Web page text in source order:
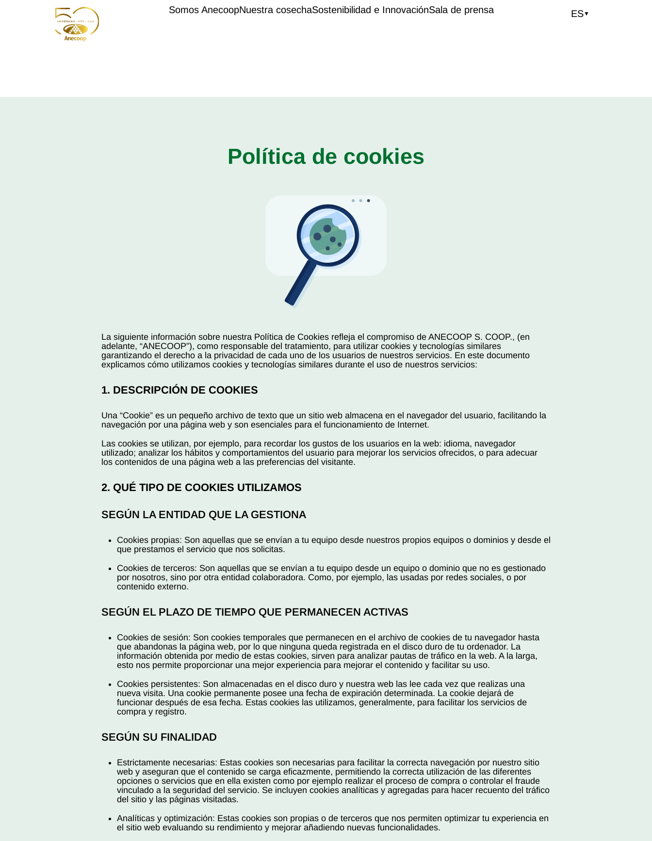
Somos AnecoopNuestra cosechaSostenibilidad e InnovaciónSala de prensa ES▼
Política de cookies
La siguiente información sobre nuestra Política de Cookies refleja el compromiso de ANECOOP S. COOP., (en
adelante, “ANECOOP”), como responsable del tratamiento, para utilizar cookies y tecnologías similares
garantizando el derecho a la privacidad de cada uno de los usuarios de nuestros servicios. En este documento
explicamos cómo utilizamos cookies y tecnologías similares durante el uso de nuestros servicios:
1. DESCRIPCIÓN DE COOKIES
Una “Cookie” es un pequeño archivo de texto que un sitio web almacena en el navegador del usuario, facilitando la
navegación por una página web y son esenciales para el funcionamiento de Internet.
Las cookies se utilizan, por ejemplo, para recordar los gustos de los usuarios en la web: idioma, navegador
utilizado; analizar los hábitos y comportamientos del usuario para mejorar los servicios ofrecidos, o para adecuar
los contenidos de una página web a las preferencias del visitante.
2. QUÉ TIPO DE COOKIES UTILIZAMOS
SEGÚN LA ENTIDAD QUE LA GESTIONA
Cookies propias: Son aquellas que se envían a tu equipo desde nuestros propios equipos o dominios y desde el
que prestamos el servicio que nos solicitas.
Cookies de terceros: Son aquellas que se envían a tu equipo desde un equipo o dominio que no es gestionado
por nosotros, sino por otra entidad colaboradora. Como, por ejemplo, las usadas por redes sociales, o por
contenido externo.
SEGÚN EL PLAZO DE TIEMPO QUE PERMANECEN ACTIVAS
Cookies de sesión: Son cookies temporales que permanecen en el archivo de cookies de tu navegador hasta
que abandonas la página web, por lo que ninguna queda registrada en el disco duro de tu ordenador. La
información obtenida por medio de estas cookies, sirven para analizar pautas de tráfico en la web. A la larga,
esto nos permite proporcionar una mejor experiencia para mejorar el contenido y facilitar su uso.
Cookies persistentes: Son almacenadas en el disco duro y nuestra web las lee cada vez que realizas una
nueva visita. Una cookie permanente posee una fecha de expiración determinada. La cookie dejará de
funcionar después de esa fecha. Estas cookies las utilizamos, generalmente, para facilitar los servicios de
compra y registro.
SEGÚN SU FINALIDAD
Estrictamente necesarias: Estas cookies son necesarias para facilitar la correcta navegación por nuestro sitio
web y aseguran que el contenido se carga eficazmente, permitiendo la correcta utilización de las diferentes
opciones o servicios que en ella existen como por ejemplo realizar el proceso de compra o controlar el fraude
vinculado a la seguridad del servicio. Se incluyen cookies analíticas y agregadas para hacer recuento del tráfico
del sitio y las páginas visitadas.
Analíticas y optimización: Estas cookies son propias o de terceros que nos permiten optimizar tu experiencia en
el sitio web evaluando su rendimiento y mejorar añadiendo nuevas funcionalidades.